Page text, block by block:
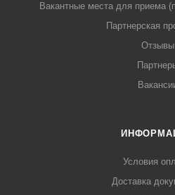
Вакантные места для приема
Партнерская
Отзывы
Условия
Доставка